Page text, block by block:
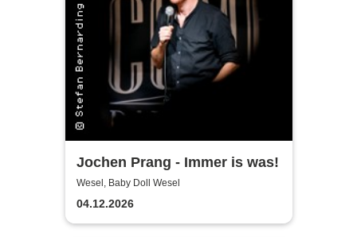
Jochen Prang - Immer is was!
Wesel, Baby Doll Wesel
04.12.2026